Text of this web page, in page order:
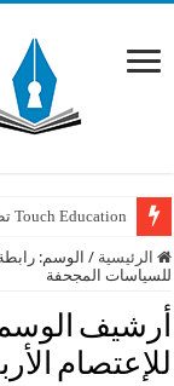
Touch Education تطلق شراكة تكنولوجية لتعزيز تعليم الروبوتيكس والذكاء الاصطناعي STEAM في لبنان
الرئيسية / الوسم:
للسياسات المجحفة
أرشيف
للإعتصام